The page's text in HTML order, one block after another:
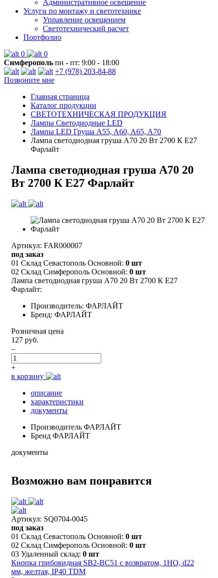
Административное освещение
Услуги по монтажу и светотехнике
Управление освещением
Светотехнический расчет
Портфолио
0
0
Симферополь пн - пт: 9:00 - 18:00
+7 (978) 203-84-88
Позвоните мне
Главная страница
Каталог продукции
СВЕТОТЕХНИЧЕСКАЯ ПРОДУКЦИЯ
Лампы Светодиодные LED
Лампы LED Груша A55, A60, A65, A70
Лампа светодиодная груша А70 20 Вт 2700 К Е27
Фарлайт
Лампа светодиодная груша А70 20
Вт 2700 К Е27 Фарлайт
Артикул: FAR000007
под заказ
01 Склад Севастополь Основной: 0 шт
02 Склад Симферополь Основной: 0 шт
Лампа светодиодная груша А70 20 Вт 2700 К Е27
Фарлайт:
Производитель: ФАРЛАЙТ
Бренд: ФАРЛАЙТ
Розничная цена
127 руб.
–
+
в корзину
описание
характеристики
документы
Производитель ФАРЛАЙТ
Бренд ФАРЛАЙТ
документы
Возможно вам понравится
Артикул: SQ0704-0045
под заказ
01 Склад Севастополь Основной: 0 шт
02 Склад Симферополь Основной: 0 шт
03 Удаленный склад: 0 шт
Кнопка грибовидная SB2-BС51 с возвратом, 1НО, d22
мм, желтая, IP40 TDM